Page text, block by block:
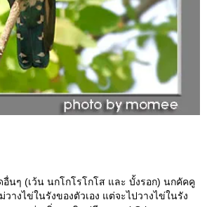
นๆ (เว้น นกโกโรโกโส และ บั้งรอก) นกคัคคู
างไข่ในรังของตัวเอง แต่จะไปวางไข่ในรัง